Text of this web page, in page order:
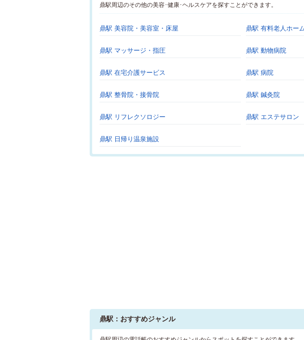
鼎駅周辺のその他の美容･健康･ヘルスケアを探すことができます。
鼎駅 美容院・美容室・床屋 鼎駅 有料老人ホー
鼎駅 マッサージ・指圧 鼎駅 動物病院
鼎駅 在宅介護サービス 鼎駅 病院
鼎駅 整骨院・接骨院 鼎駅 鍼灸院
鼎駅 リフレクソロジー 鼎駅 エステサロン
鼎駅 日帰り温泉施設
鼎駅：おすすめジャンル